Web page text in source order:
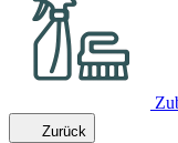
Zurück